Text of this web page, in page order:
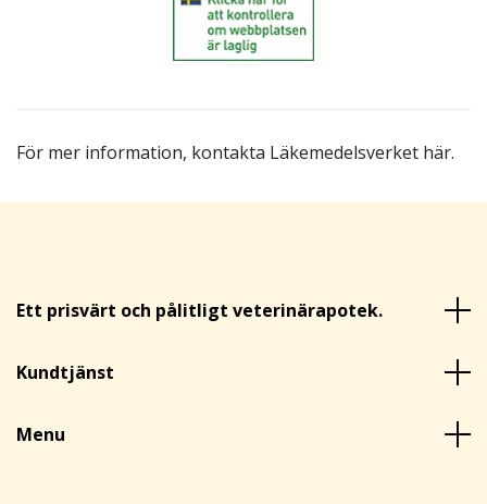
För mer information, kontakta Läkemedelsverket här.
Ett prisvärt och pålitligt veterinärapotek.
Kundtjänst
Menu